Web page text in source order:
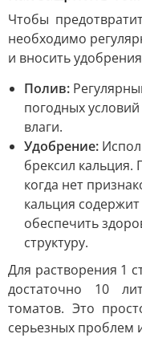
Чтобы
необходимо
и вносить
Полив:
погодных
влаги.
Удобрение:
брексил кальция.
когда нет
кальция
обеспечить
структуру.
Для растворения 1
достаточно 10
томатов. Это
серьезных проблем